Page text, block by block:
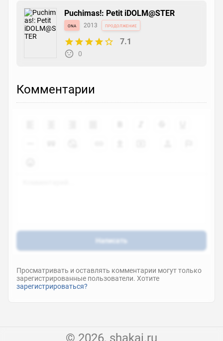
Puchimas!: Petit iDOLM@STER
ona 2013 продолжение
7.1
0
Комментарии
Написать
Просматривать и оставлять комментарии могут только
зарегистрированные пользователи. Хотите
зарегистрироваться?
© 2026, shakai.ru